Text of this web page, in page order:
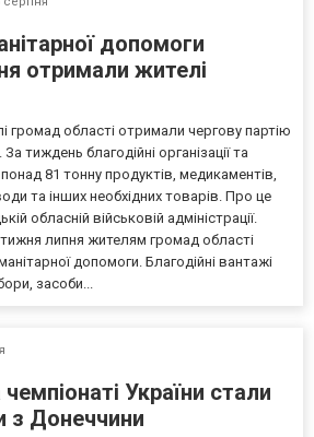
допомоги
отримали жителі
громад області отримали чергову партію
тиждень благодійні організації та
81 тонну продуктів, медикаментів,
води та інших необхідних товарів. Про це
обласній військовій адміністрації.
липня жителям громад області
допомоги. Благодійні вантажі
засоби...
України стали
з Донеччини